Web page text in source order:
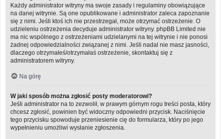
Każdy administrator witryny ma swoje zasady i regulaminy obowiązujące
na danej witrynie. Są one opublikowane i administrator zaleca zapoznanie
się z nimi. Jeśli ktoś ich nie przestrzegał, może otrzymać ostrzeżenie. O
udzieleniu ostrzeżenia decyduje administrator witryny. phpBB Limited nie
ma nic wspólnego z ostrzeżeniami udzielanymi na tej witrynie i nie ponosi
żadnej odpowiedzialności związanej z nimi. Jeśli nadal nie masz jasności,
dlaczego otrzymałeś/otrzymałaś ostrzeżenie, skontaktuj się z
administratorem witryny.
Na górę
W jaki sposób można zgłosić posty moderatorowi?
Jeśli administrator na to zezwolił, w prawym górnym rogu treści posta, który
chcesz zgłosić, powinien być widoczny odpowiedni przycisk. Naciśnięcie
tego przycisku spowoduje przeniesienie cię do formularza, który po jego
wypełnieniu umożliwi wysłanie zgłoszenia.